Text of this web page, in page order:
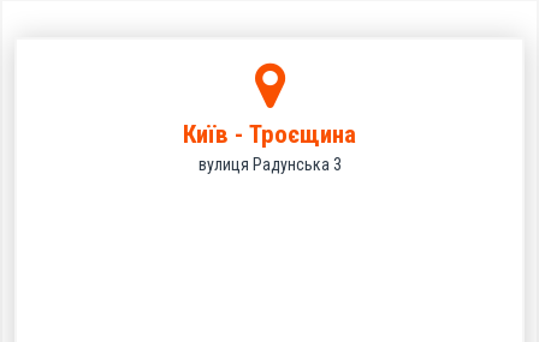
Київ - Троєщина
вулиця Радунська 3